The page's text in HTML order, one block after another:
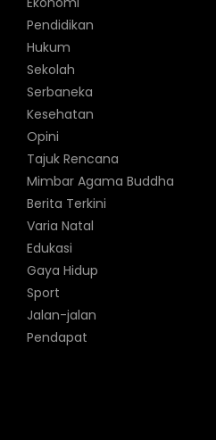
Pendidikan
Hukum
Sekolah
Serbaneka
Kesehatan
Opini
Tajuk Rencana
Mimbar Agama Buddha
Berita Terkini
Varia Natal
Edukasi
Gaya Hidup
Sport
Jalan-jalan
Pendapat